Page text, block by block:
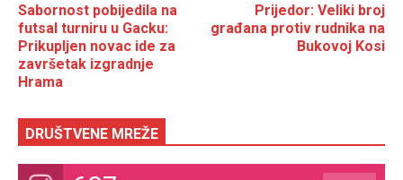
Sabornost pobijedila na
futsal turniru u Gacku:
Prikupljen novac ide za
završetak izgradnje
Hrama
Prijedor: Veliki broj
građana protiv rudnika na
Bukovoj Kosi
DRUŠTVENE MREŽE